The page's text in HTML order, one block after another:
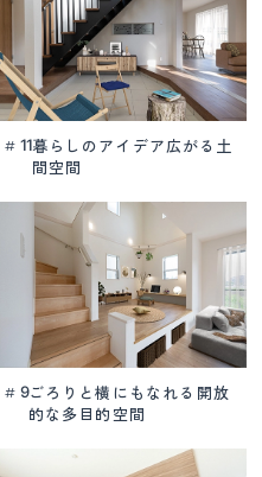
# 11暮らしのアイデア広がる土
間空間
# 9ごろりと横にもなれる 開放
的な多目的空間